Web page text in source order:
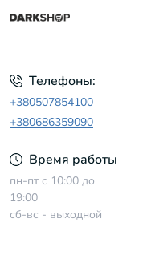
Телефоны:
+380507854100
+380686359090
Время работы
пн-пт с 10:00 до
19:00
сб-вс - выходной